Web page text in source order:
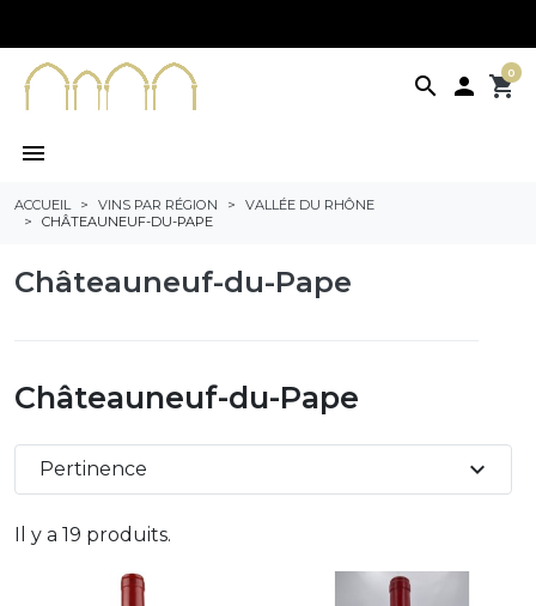
search  shopping_cart
0
menu
ACCUEIL VINS PAR RÉGION
VALLÉE DU RHÔNE
CHÂTEAUNEUF-DU-PAPE
Châteauneuf-du-Pape
Châteauneuf-du-Pape
Il y a 19 produits.
Pertinence expand_more